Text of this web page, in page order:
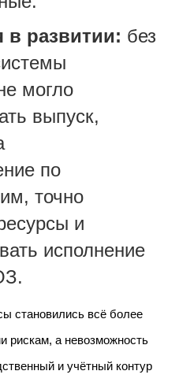
в развитии: без
могло
выпуск,
по
точно
и
исполнение
становились всё более
рискам, а невозможность
и учётный контур